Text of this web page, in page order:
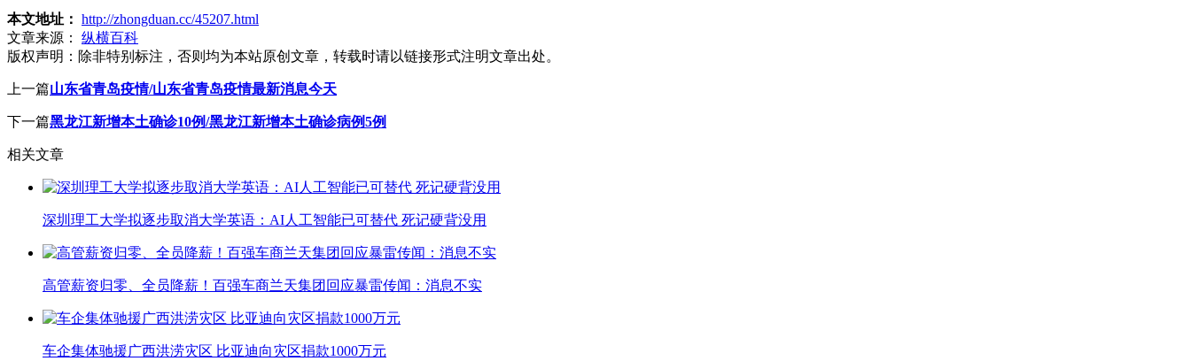
本文地址： http://zhongduan.cc/45207.html
文章来源：
纵横百科
版权声明： 除非特别标注，否则均为本站原创文章，转载时请以链接形式注明文章出处。
上一篇山东省青岛疫情/山东省青岛疫情最新消息今天
下一篇黑龙江新增本土确诊10例/黑龙江新增本土确诊病例5例
相关文章
深圳理工大学拟逐步取消大学英语：AI人工智能已可替代 死记硬背没用
高管薪资归零、全员降薪！百强车商兰天集团回应暴雷传闻：消息不实
车企集体驰援广西洪涝灾区 比亚迪向灾区捐款1000万元